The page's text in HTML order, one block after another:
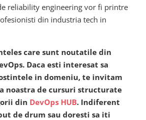
reliability engineering vor fi printre
din industria tech in
care sunt noutatile din
Daca esti interesat sa
in domeniu, te invitam
noastra de cursuri structurate
din DevOps HUB. Indiferent
de drum sau doresti sa iti